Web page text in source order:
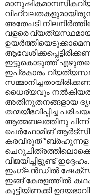
അതേപടി
വളരെ
ഇട്ടുകൊടുത്ത്
ഇപ്രകാരം
ധൈര്യവും
അതിനൂതനങ്ങളായ
തന്മയീഭവിപ്പിച്ച
ആത്മബലത്തിനു
പെർഫോമിങ്
കരവിരുത് “ബ്രഹുന്നള
ചെറുചിത്രത്തിലൊക്കെ
വിജയിച്ചിട്ടുണ്ട്
ഇംഗ്ലൻഡിൽ
ഇങ്ങ് കേരളത്തിൽ
കൂട്ടിയിണക്കി